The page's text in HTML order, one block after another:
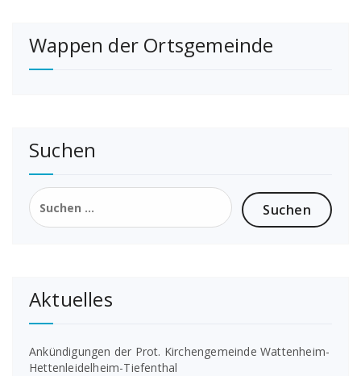
Wappen der Ortsgemeinde
Suchen
Suchen
nach:
Aktuelles
Ankündigungen der Prot. Kirchengemeinde Wattenheim-
Hettenleidelheim-Tiefenthal